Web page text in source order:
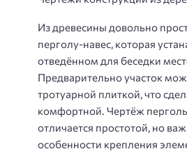
Из древесины довольно
перголу-навес, которая
отведённом для беседки
Предварительно участок
тротуарной плиткой, что
комфортной. Чертёж
отличается простотой, но
особенности крепления